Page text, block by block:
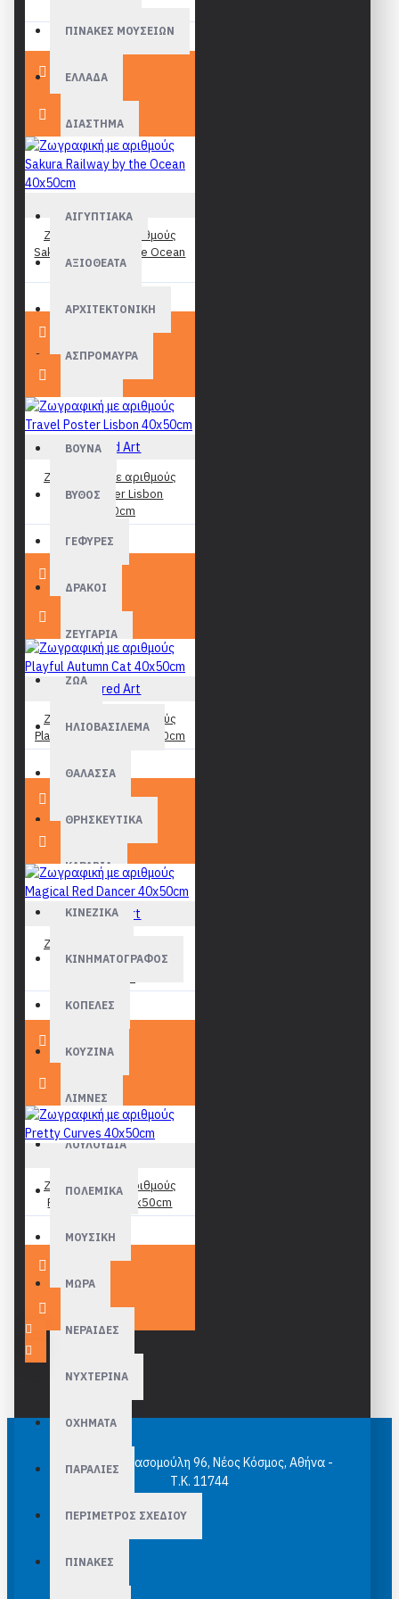
ΠΙΝΑΚΕΣ ΜΟΥΣΕΙΩΝ
ΕΛΛΑΔΑ
ΔΙΑΣΤΗΜΑ
ΑΘΛΗΤΙΚΑ
ΑΙΓΥΠΤΙΑΚΑ
ΑΞΙΟΘΕΑΤΑ
ΑΡΧΙΤΕΚΤΟΝΙΚΗ
ΑΣΠΡΟΜΑΥΡΑ
ΑΦΙΣΕΣ
ΒΟΥΝΑ
ΒΥΘΟΣ
ΓΕΦΥΡΕΣ
ΔΡΑΚΟΙ
ΖΕΥΓΑΡΙΑ
ΖΩΑ
ΗΛΙΟΒΑΣΙΛΕΜΑ
ΘΑΛΑΣΣΑ
ΘΡΗΣΚΕΥΤΙΚΑ
ΚΑΡΑΒΙΑ
ΚΙΝΕΖΙΚΑ
ΚΙΝΗΜΑΤΟΓΡΑΦΟΣ
ΚΟΠΕΛΕΣ
ΚΟΥΖΙΝΑ
ΛΙΜΝΕΣ
ΛΟΥΛΟΥΔΙΑ
ΠΟΛΕΜΙΚΑ
ΜΟΥΣΙΚΗ
ΜΩΡΑ
ΝΕΡΑΙΔΕΣ
ΝΥΧΤΕΡΙΝΑ
ΟΧΗΜΑΤΑ
ΠΑΡΑΛΙΕΣ
ΠΕΡΙΜΕΤΡΟΣ ΣΧΕΔΙΟΥ
ΠΙΝΑΚΕΣ
19,90€
Ζωγραφική με αριθμούς
Sakura Railway by the Ocean
40x50cm
Figured Art
Ζωγραφική με αριθμούς
Travel Poster Lisbon
40x50cm
19,90€
Figured Art
Ζωγραφική με αριθμούς
Playful Autumn Cat 40x50cm
Figured Art
Ζωγραφική με αριθμούς
Magical Red Dancer
19,90€
Ζωγραφική με αριθμούς
Pretty Curves 40x50cm
epuzzle.gr Κασομούλη 96, Νέος Κόσμος, Αθήνα -
Τ.Κ. 11744